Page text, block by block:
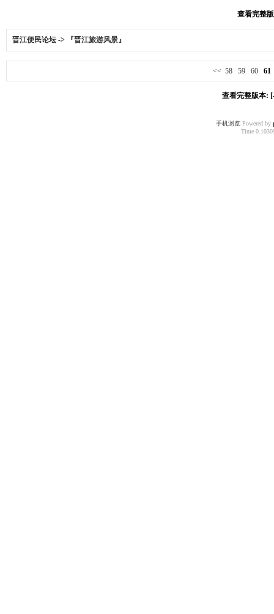
查看完整
晋江便民论坛 -> 『晋江旅游风景』
<< 58 59 60 61
查看完整版本:
手机浏览Powered by
Time